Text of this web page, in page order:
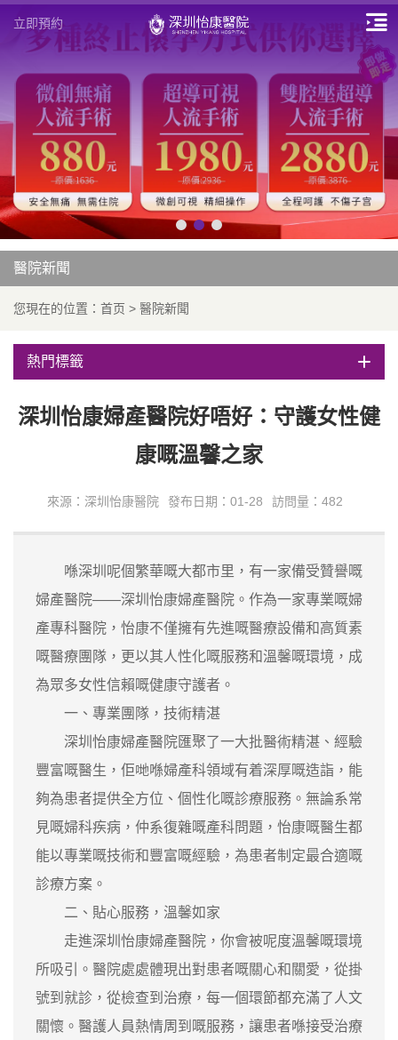
立即預約
醫院新聞
您現在的位置： 首页 > 醫院新聞
熱門標籤
深圳怡康婦產醫院好唔好：守護女性健
康嘅溫馨之家
來源：深圳怡康醫院 發布日期：01-28 訪問量：482
喺深圳呢個繁華嘅大都市里，有一家備受贊譽嘅
婦產醫院——深圳怡康婦產醫院。作為一家專業嘅婦
產專科醫院，怡康不僅擁有先進嘅醫療設備和高質素
嘅醫療團隊，更以其人性化嘅服務和溫馨嘅環境，成
為眾多女性信賴嘅健康守護者。
一、專業團隊，技術精湛
深圳怡康婦產醫院匯聚了一大批醫術精湛、經驗
豐富嘅醫生，佢哋喺婦產科領域有着深厚嘅造詣，能
夠為患者提供全方位、個性化嘅診療服務。無論系常
見嘅婦科疾病，仲系復雜嘅產科問題，怡康嘅醫生都
能以專業嘅技術和豐富嘅經驗，為患者制定最合適嘅
診療方案。
二、貼心服務，溫馨如家
走進深圳怡康婦產醫院，你會被呢度溫馨嘅環境
所吸引。醫院處處體現出對患者嘅關心和關愛，從掛
號到就診，從檢查到治療，每一個環節都充滿了人文
關懷。醫護人員熱情周到嘅服務，讓患者喺接受治療